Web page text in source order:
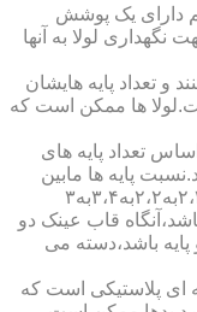
دارای یک پوشش
لولا به آنها
و تعداد پایه هایشان
ها ممکن است که
تعداد پایه های
پایه ها مابین
دسته و قاب متغیر می باشد.مثلاً،۲به۱،۱به۲،۳به۲،۲به۳،۴به۳
باشد،آنگاه قاب عینک دو
باشد،دسته می
ای پلاستیکی است که